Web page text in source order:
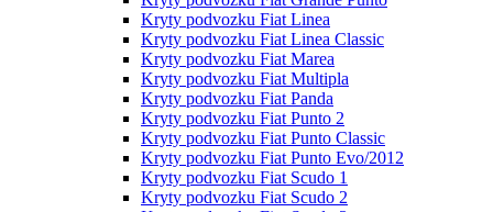
Kryty podvozku Fiat Linea
Kryty podvozku Fiat Linea Classic
Kryty podvozku Fiat Marea
Kryty podvozku Fiat Multipla
Kryty podvozku Fiat Panda
Kryty podvozku Fiat Punto 2
Kryty podvozku Fiat Punto Classic
Kryty podvozku Fiat Punto Evo/2012
Kryty podvozku Fiat Scudo 1
Kryty podvozku Fiat Scudo 2